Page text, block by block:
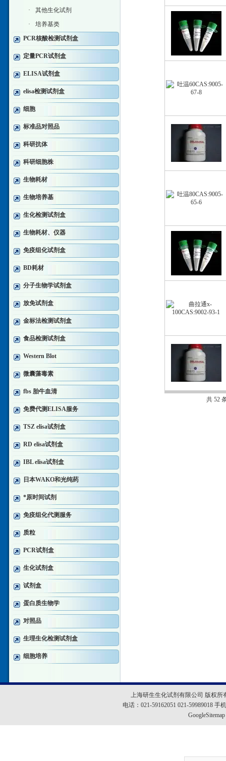
·
其他生化试剂
·
培养基类
PCR核酸检测试剂盒
定量PCR试剂盒
ELISA试剂盒
elisa检测试剂盒
细胞
标准品对照品
科研抗体
科研细胞株
生物耗材
生物培养基
生化检测试剂盒
生物耗材、仪器
免疫组化试剂盒
BD耗材
分子生物学试剂盒
放免试剂盒
金标法检测试剂盒
食品检测试剂盒
Western Blot
微囊藻毒素
fbs 胎牛血清
免费代测ELISA服务
TSZ elisa试剂盒
RD elisa试剂盒
IBL elisa试剂盒
日本WAKO和光纯药
*原时间试剂
免疫组化代测服务
质粒
PCR试剂盒
生化试剂盒
试剂盒
蛋白质生物学
对照品
生理生化检测试剂盒
细胞培养
共 52
上海研生生化试剂有限公司 版权所
电话：021-59162051 021-59989018
GoogleSitemap